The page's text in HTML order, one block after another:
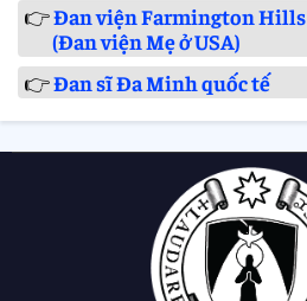
👉Đan viện Farmington Hills
(Đan viện Mẹ ở USA)
👉Đan sĩ Đa Minh quốc tế